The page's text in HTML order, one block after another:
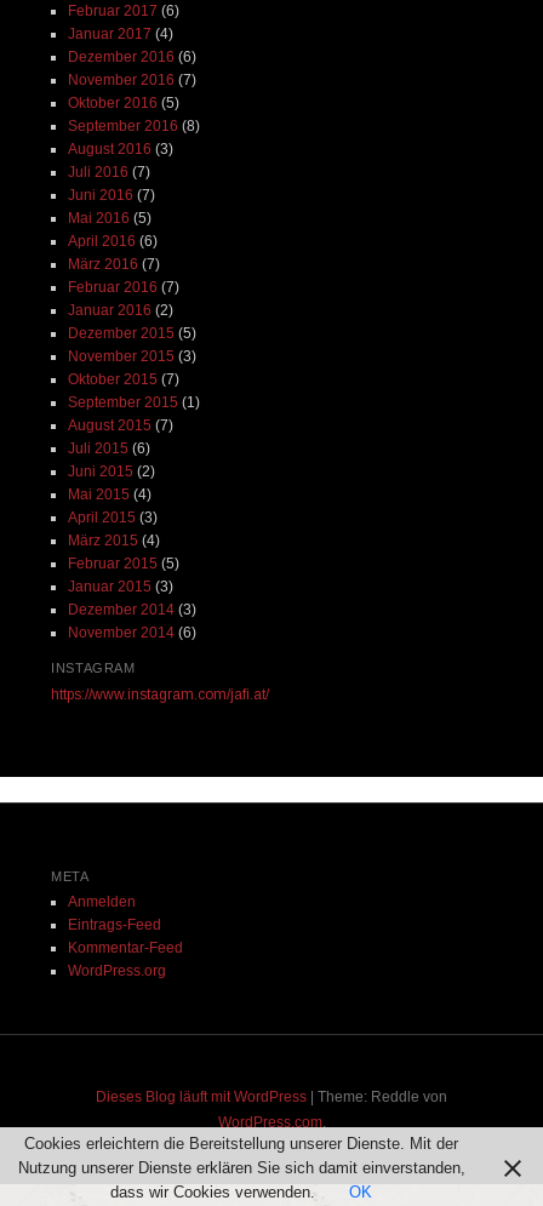
Februar 2017 (6)
Januar 2017 (4)
Dezember 2016 (6)
November 2016 (7)
Oktober 2016 (5)
September 2016 (8)
August 2016 (3)
Juli 2016 (7)
Juni 2016 (7)
Mai 2016 (5)
April 2016 (6)
März 2016 (7)
Februar 2016 (7)
Januar 2016 (2)
Dezember 2015 (5)
November 2015 (3)
Oktober 2015 (7)
September 2015 (1)
August 2015 (7)
Juli 2015 (6)
Juni 2015 (2)
Mai 2015 (4)
April 2015 (3)
März 2015 (4)
Februar 2015 (5)
Januar 2015 (3)
Dezember 2014(3)
November 2014(6)
INSTAGRAM
https://www.instagram.com/jafi.at/
META
Anmelden
Eintrags-Feed
Kommentar-Feed
WordPress.org
Dieses Blog läuft mit WordPress | Theme: Reddle von
WordPress.com.
Cookies erleichtern die Bereitstellung unserer Dienste. Mit der
Nutzung unserer Dienste erklären Sie sich damit einverstanden,
dass wir Cookies verwenden.
OK